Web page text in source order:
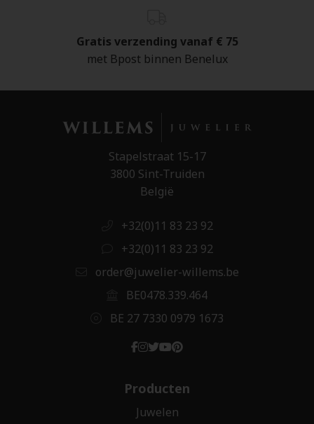
Gratis verzending vanaf € 75
met Bpost binnen Benelux
Stapelstraat 15-17
3800 Sint-Truiden
België
+32(0)11 83 23 92
+32(0)11 83 23 92
order@juwelier-willems.be
BE0478.339.464
BE 27 7330 0979 1673
Producten
Juwelen